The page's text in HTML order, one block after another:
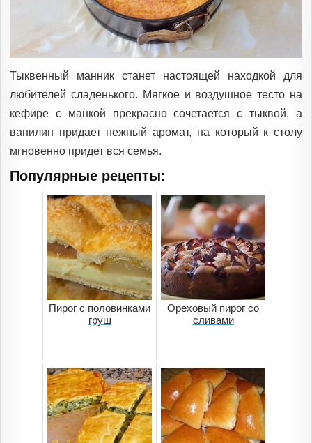
Тыквенный манник станет настоящей находкой для
любителей сладенького. Мягкое и воздушное тесто на
кефире с манкой прекрасно сочетается с тыквой, а
ванилин придает нежный аромат, на который к столу
мгновенно придет вся семья.
Популярные рецепты:
Пирог с половинками
груш
Ореховый пирог со
сливами